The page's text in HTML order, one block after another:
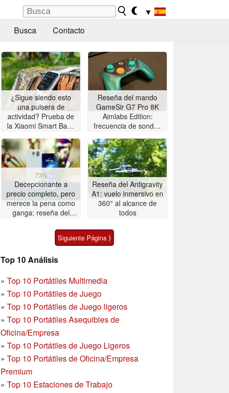
▼
Busca Contacto
¿Sigue siendo esto
una pulsera de
actividad? Prueba de
la Xiaomi Smart Band
Reseña del mando
GameSir G7 Pro 8K
Aimlabs Edition:
frecuencia de sondeo
asequible
73%
Decepcionante a
precio completo, pero
merece la pena como
ganga: reseña del
Moto G47
Reseña del Antigravity
A1: vuelo inmersivo en
360° al alcance de
todos
Siguiente Página ⟩
Top 10 Análisis
» Top 10 Portátiles Multimedia
» Top 10 Portátiles de Juego
» Top 10 Portátiles de Juego ligeros
» Top 10 Portátiles Asequibles de
Oficina/Empresa
» Top 10 Portátiles de Juego Ligeros
» Top 10 Portátiles de Oficina/Empresa
Premium
» Top 10 Estaciones de Trabajo